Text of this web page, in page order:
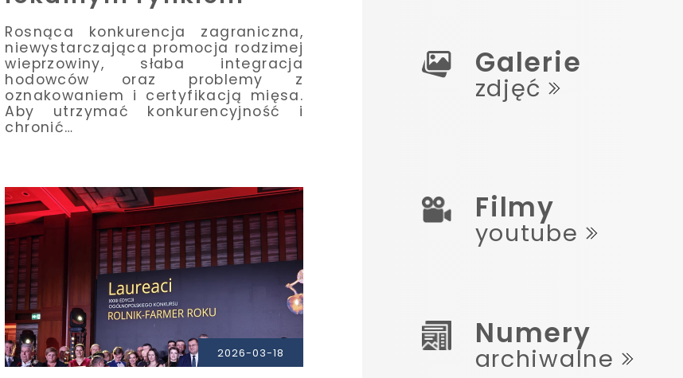
Rosnąca konkurencja zagraniczna,
niewystarczająca promocja rodzimej
wieprzowiny, słaba integracja
hodowców oraz problemy z
oznakowaniem i certyfikacją mięsa.
Aby utrzymać konkurencyjność i
chronić…
2026-03-18
Galerie
zdjęć
Filmy
youtube
Numery
archiwalne